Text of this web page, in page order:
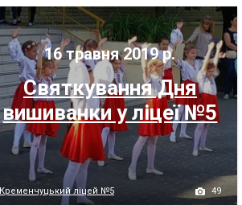
16 травня 2019 р.
Святкування Дня
вишиванки у ліцеї №5
Кременчуцький ліцей №5 49